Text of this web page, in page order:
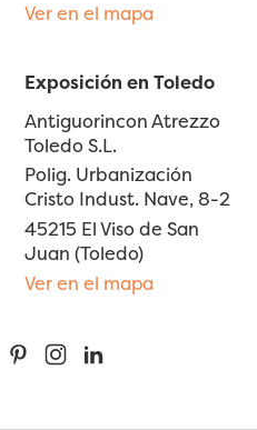
Ver en el mapa
Exposición en Toledo
Antiguorincon Atrezzo
Toledo S.L.
Polig. Urbanización
Cristo Indust. Nave, 8-2
45215 El Viso de San
Juan (Toledo)
Ver en el mapa
YouTubePinterestInstagram